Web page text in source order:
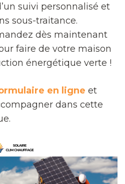
suivi personnalisé et
sous-traitance.
dès maintenant
faire de votre maison
énergétique verte !
en ligne et
dans cette